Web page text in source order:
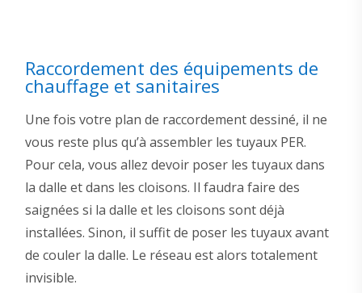
Raccordement des équipements de
chauffage et sanitaires
Une fois votre plan de raccordement dessiné, il ne
vous reste plus qu’à assembler les tuyaux PER.
Pour cela, vous allez devoir poser les tuyaux dans
la dalle et dans les cloisons. Il faudra faire des
saignées si la dalle et les cloisons sont déjà
installées. Sinon, il suffit de poser les tuyaux avant
de couler la dalle. Le réseau est alors totalement
invisible.